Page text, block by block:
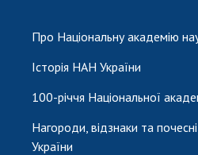
Про Національну академію
Історія НАН України
100-річчя Національної
Нагороди, відзнаки та
України